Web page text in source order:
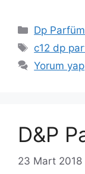
Kategoriler
Dp
Etiketler
c12 dp
Yorum yap
D&P
23 Mart 2018